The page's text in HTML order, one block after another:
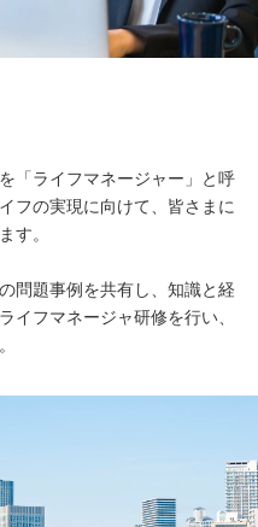
「ライフマネージャー」と呼
フの実現に向けて、皆さまに
す。
問題事例を共有し、知識と経
イフマネージャ研修を行い、